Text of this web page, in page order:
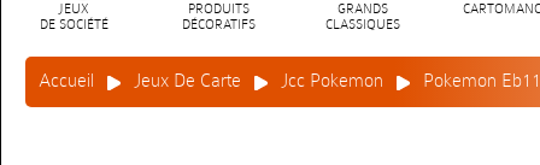
JEUX
DE SOCIÉTÉ
PRODUITS
DÉCORATIFS
GRANDS
CLASSIQUES
Accueil Jeux De Carte Jcc Pokemon Pokemon